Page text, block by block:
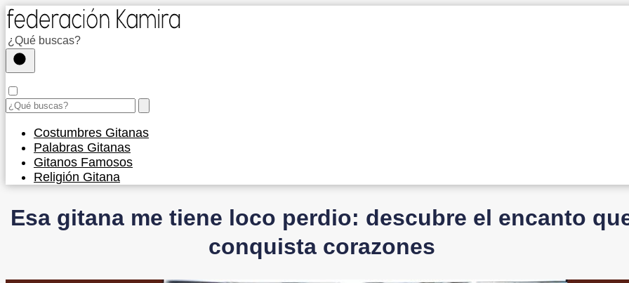
Costumbres Gitanas
Palabras Gitanas
Gitanos Famosos
Religión Gitana
Esa gitana me tiene loco perdio: descubre el encanto
conquista corazones